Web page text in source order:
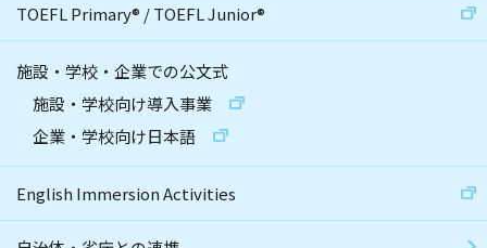
TOEFL Primary® /TOEFL Junior®
施設・学校・企業での公文式
施設・学校向け導入事業
企業・学校向け日本語
English Immersion Activities